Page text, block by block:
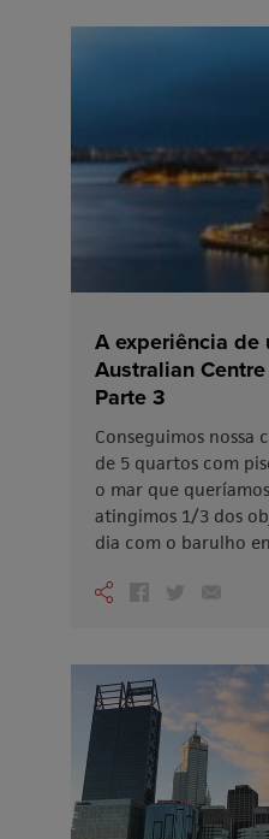
A experiência de
Australian
Parte 3
Conseguimos nossa
de 5 quartos com
o mar que
atingimos 1/3 dos
dia com o barulho